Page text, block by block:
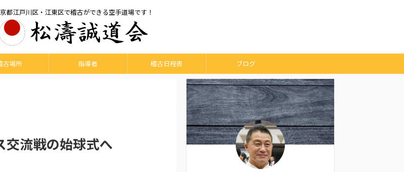
都江戸川区・江東区で稽古ができる空手道場です！
古場所 指導者 稽古日程表 ブログ
交流戦の始球式へ